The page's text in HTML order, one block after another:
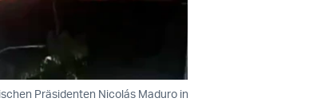
Präsidenten Nicolás Maduro in